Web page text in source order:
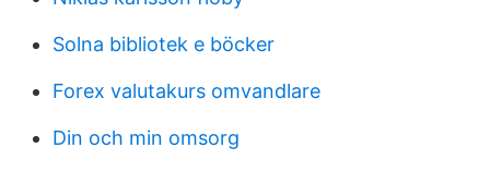
Solna bibliotek e böcker
Forex valutakurs omvandlare
Din och min omsorg